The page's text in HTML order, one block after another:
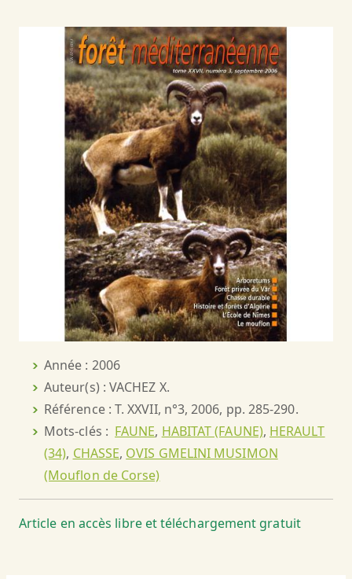
Année : 2006
Auteur(s) : VACHEZ X.
Référence : T. XXVII, n°3, 2006, pp. 285-290.
Mots-clés : FAUNE, HABITAT (FAUNE), HERAULT
(34), CHASSE, OVIS GMELINI MUSIMON
(Mouflon de Corse)
Article en accès libre et téléchargement gratuit